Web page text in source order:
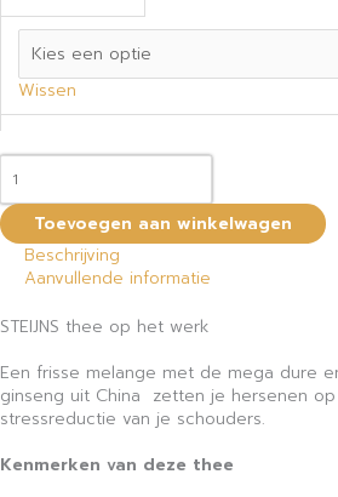
Wissen
Toevoegen aan winkelwagen
Beschrijving
Aanvullende informatie
STEIJNS thee op het werk
Een frisse melange met de mega dure
ginseng uit China zetten je hersenen
stressreductie van je schouders.
Kenmerken van deze thee